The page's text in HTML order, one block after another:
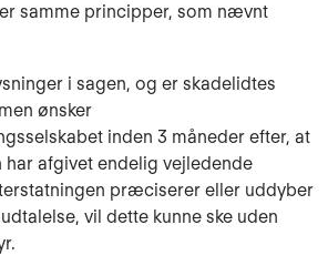
samme principper, som nævnt
i sagen, og er skadelidtes
ønsker
inden 3 måneder efter, at
har afgivet endelig vejledende
præciserer eller uddyber
vil dette kunne ske uden